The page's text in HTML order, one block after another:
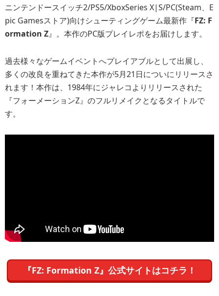
ニンテンドースイッチ2/PS5/XboxSeries X|S/PC(Steam、E
pic Gamesストア)向けシューティングゲーム最新作『FZ: F
ormation Z』。本作のPC版プレイレポをお届けします。
過去様々なゲームイベントへプレイアブルとして出展し、
多くの改良を重ねてきた本作が5月21日についにリリースさ
れます！本作は、1984年にジャレコよりリリースされた
『フォーメーションZ』のフルリメイクとなるタイトルで
す。
『FZ: Formation Z』公式サイトはコチラ！